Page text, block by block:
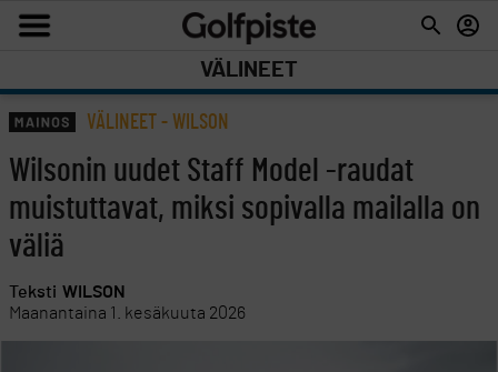
VÄLINEET
VÄLINEET - WILSON
Wilsonin uudet Staff Model -raudat
muistuttavat, miksi sopivalla mailalla on
väliä
Teksti WILSON
Maanantaina 1. kesäkuuta 2026